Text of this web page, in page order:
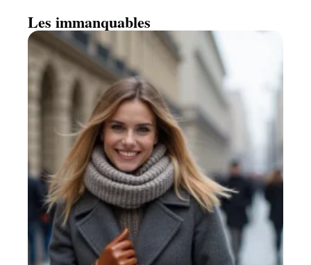
Les immanquables